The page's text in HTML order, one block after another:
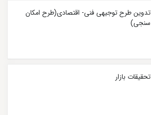
تدوین طرح توجیهی فنی- اقتصادی(طرح امکان
سنجی)
تحقیقات بازار